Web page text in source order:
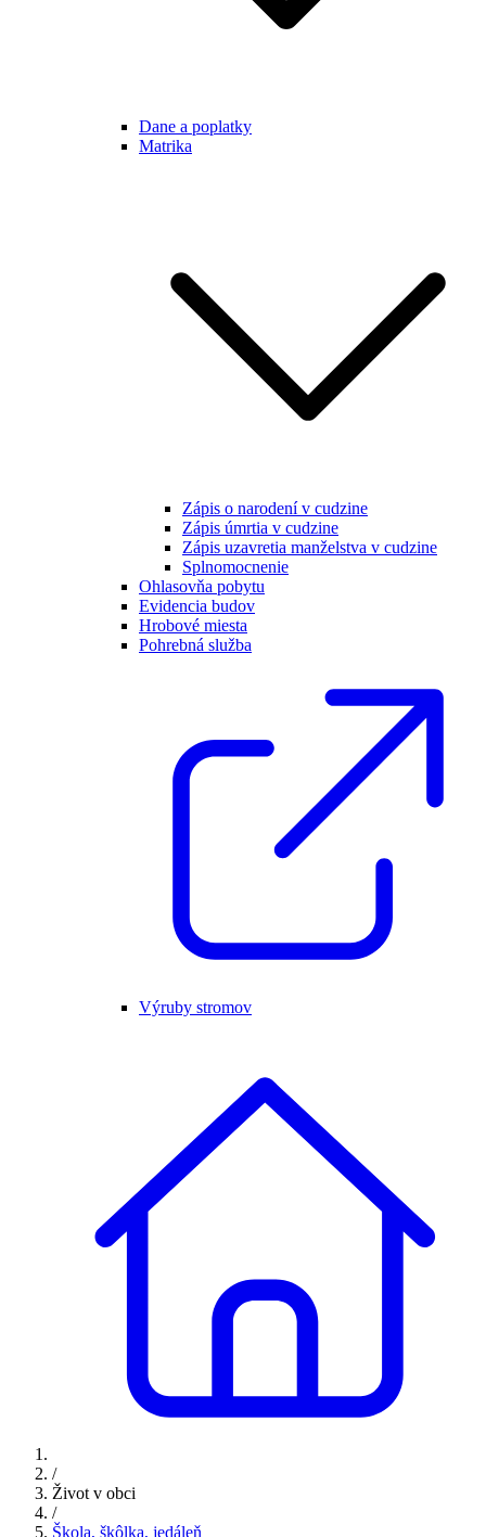
Dane a poplatky
Matrika
Zápis o narodení v cudzine
Zápis úmrtia v cudzine
Zápis uzavretia manželstva v cudzine
Splnomocnenie
Ohlasovňa pobytu
Evidencia budov
Hrobové miesta
Pohrebná služba
Výruby stromov
/
Život v obci
/
Škola, škôlka, jedáleň